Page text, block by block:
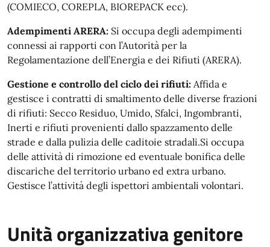
(COMIECO, COREPLA, BIOREPACK ecc).
Adempimenti ARERA: Si occupa degli adempimenti
connessi ai rapporti con l’Autorità per la
Regolamentazione dell’Energia e dei Rifiuti (ARERA).
Gestione e controllo del ciclo dei rifiuti: Affida e
gestisce i contratti di smaltimento delle diverse frazioni
di rifiuti: Secco Residuo, Umido, Sfalci, Ingombranti,
Inerti e rifiuti provenienti dallo spazzamento delle
strade e dalla pulizia delle caditoie stradali.Si occupa
delle attività di rimozione ed eventuale bonifica delle
discariche del territorio urbano ed extra urbano.
Gestisce l’attività degli ispettori ambientali volontari.
Unità organizzativa genitore